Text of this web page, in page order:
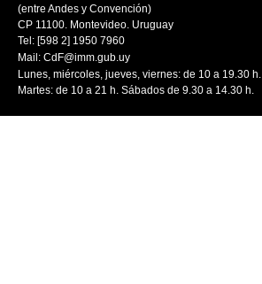
(entre Andes y Convención)
CP 11100. Montevideo. Uruguay
Tel: [598 2] 1950 7960
Mail: CdF@imm.gub.uy
Lunes, miércoles, jueves, viernes: de 10 a 19.30 h.
Martes: de 10 a 21 h. Sábados de 9.30 a 14.30 h.